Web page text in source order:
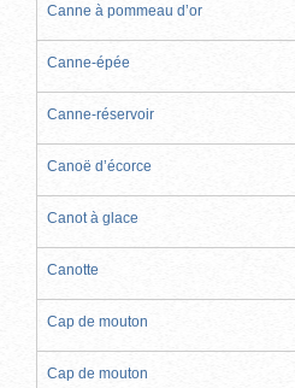
Canne à pommeau d’or
Canne-épée
Canne-réservoir
Canoë d’écorce
Canot à glace
Canotte
Cap de mouton
Cap de mouton